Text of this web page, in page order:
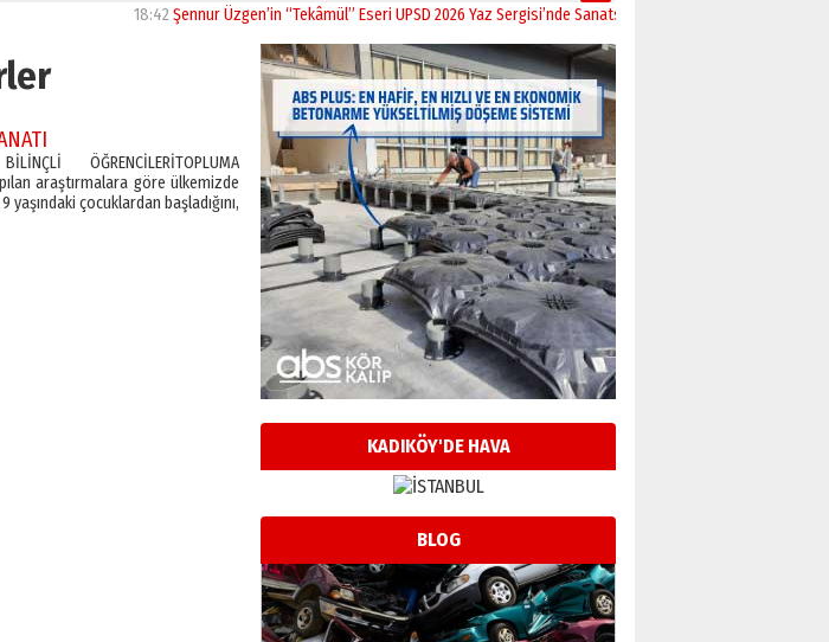
Şennur Üzgen’in “Tekâmül” Eseri UPSD 2026 Yaz Sergisi’nde Sanatseverlerle Buluştu
ÖĞRENCİLERİTOPLUMA
araştırmalara göre ülkemizde
yaşındaki çocuklardan başladığını,
KADIKÖY'DE HAVA
BLOG
Neşat YALÇIN
Paranın Aile Kültüründeki Yeri
03 Ağustos 2026 Pazartesi